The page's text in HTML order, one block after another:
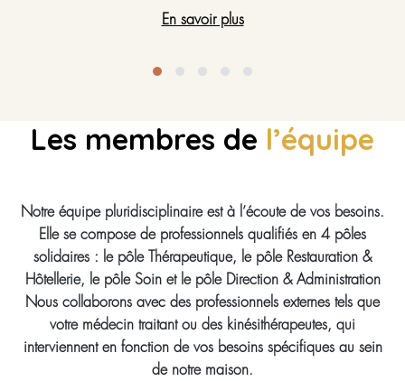
Les ateliers et animations y sont proposés en groupe ou de
manière individuelle en fonction de vos besoins.
En savoir plus
Les membres de l’équipe
Notre équipe pluridisciplinaire est à l’écoute de vos besoins.
Elle se compose de professionnels qualifiés en 4 pôles
solidaires : le pôle Thérapeutique, le pôle Restauration &
Hôtellerie, le pôle Soin et le pôle Direction & Administration
Nous collaborons avec des professionnels externes tels que
votre médecin traitant ou des kinésithérapeutes, qui
interviennent en fonction de vos besoins spécifiques au sein
de notre maison.